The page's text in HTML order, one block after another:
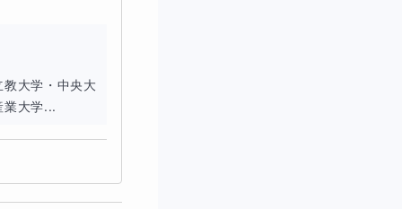
大学・中央大
業大学...